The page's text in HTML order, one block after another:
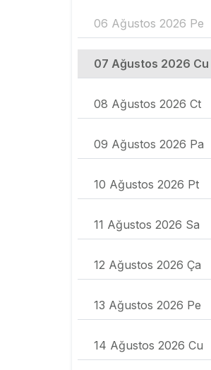
06 Ağustos 2026 Pe
07 Ağustos 2026 Cu
08 Ağustos 2026 Ct
09 Ağustos 2026 Pa
10 Ağustos 2026 Pt
11 Ağustos 2026 Sa
12 Ağustos 2026 Ça
13 Ağustos 2026 Pe
14 Ağustos 2026 Cu